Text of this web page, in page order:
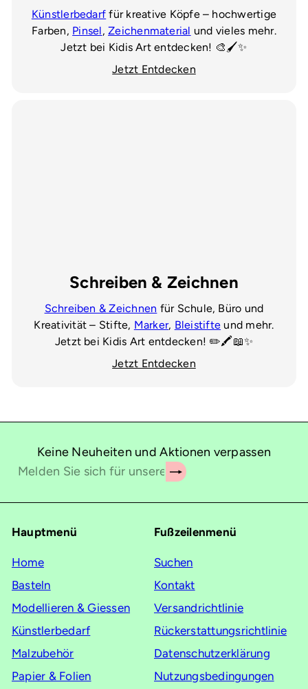
Künstlerbedarf für kreative Köpfe – hochwertige
Farben, Pinsel,Zeichenmaterial und vieles mehr.
Jetzt bei Kidis Art entdecken! 🎨🖌️✨
Jetzt Entdecken
Schreiben & Zeichnen
Schreiben & Zeichnen für Schule, Büro und
Kreativität – Stifte, Marker, Bleistifte und mehr.
Jetzt bei Kidis Art entdecken! ✏️🖍️📖✨
Jetzt Entdecken
Keine Neuheiten und Aktionen verpassen
Abonnieren
Melden
sich
unsere
an
Hauptmenü
Home
Basteln
Modellieren & Giessen
Künstlerbedarf
Malzubehör
Papier & Folien
Fußzeilenmenü
Suchen
Kontakt
Versandrichtlinie
Rückerstattungsrichtlinie
Datenschutzerklärung
Nutzungsbedingungen